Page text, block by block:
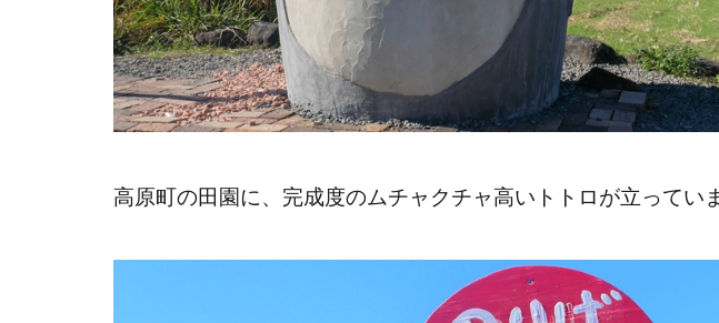
高原町の田園に、完成度のムチャクチャ高いトトロが立っていま